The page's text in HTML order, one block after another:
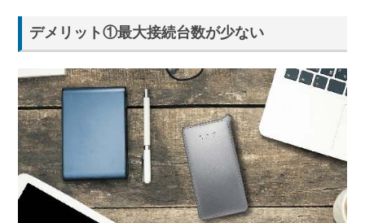
デメリット①最大接続台数が少ない